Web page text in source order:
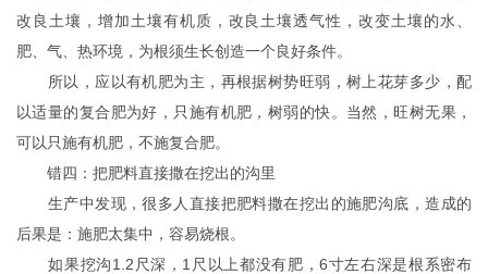
改良土壤，增加土壤有机质，改良土壤透气性，改变土壤的水、
肥、气、热环境，为根须生长创造一个良好条件。
所以，应以有机肥为主，再根据树势旺弱，树上花芽多少，配
以适量的复合肥为好，只施有机肥，树弱的快。当然，旺树无果，
可以只施有机肥，不施复合肥。
错四：把肥料直接撒在挖出的沟里
生产中发现，很多人直接把肥料撒在挖出的施肥沟底，造成的
后果是：施肥太集中，容易烧根。
如果挖沟1.2尺深，1尺以上都没有肥，6寸左右深是根系密布